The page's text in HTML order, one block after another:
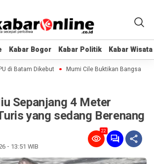
Kabar Bogor Kabar Politik Kabar Wisata
Kabar Bogor Kabar Politik Kabar Wisata
Batam Dikebut Mumi Cile Buktikan Bangsa
Sepanjang 4 Meter
yang sedang Berenang
- 13:51 WIB
22